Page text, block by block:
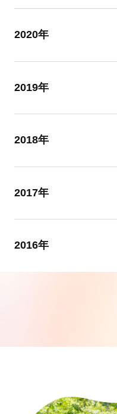
2020年
2019年
2018年
2017年
2016年